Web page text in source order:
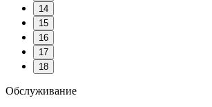
14
15
16
17
18
Обслуживание